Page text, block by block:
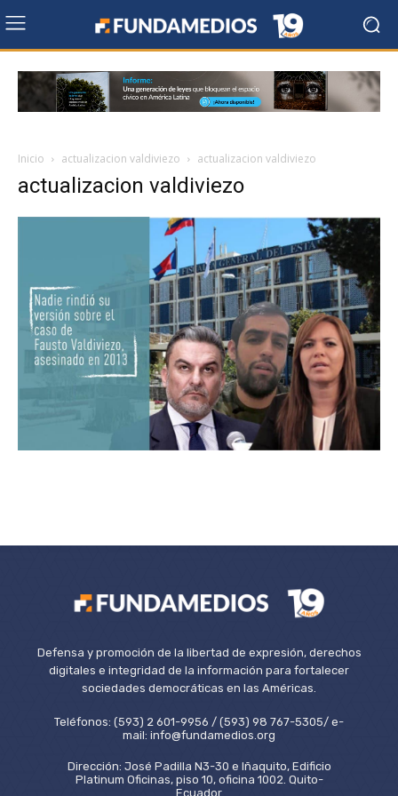
Inicio actualizacion valdiviezo actualizacion valdiviezo
actualizacion valdiviezo
Defensa y promoción de la libertad de expresión, derechos
digitales e integridad de la información para fortalecer
sociedades democráticas en las Américas.
Teléfonos: (593) 2 601-9956 / (593) 98 767-5305/ e-
mail: info@fundamedios.org
Dirección: José Padilla N3-30 e Iñaquito, Edificio
Platinum Oficinas, piso 10, oficina 1002. Quito-
Ecuador